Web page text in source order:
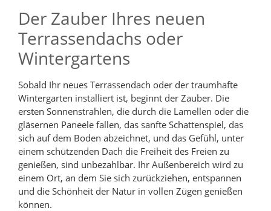
Der Zauber Ihres neuen
Terrassendachs oder
Wintergartens
Sobald Ihr neues Terrassendach oder der traumhafte
Wintergarten installiert ist, beginnt der Zauber. Die
ersten Sonnenstrahlen, die durch die Lamellen oder die
gläsernen Paneele fallen, das sanfte Schattenspiel, das
sich auf dem Boden abzeichnet, und das Gefühl, unter
einem schützenden Dach die Freiheit des Freien zu
genießen, sind unbezahlbar. Ihr Außenbereich wird zu
einem Ort, an dem Sie sich zurückziehen, entspannen
und die Schönheit der Natur in vollen Zügen genießen
können.